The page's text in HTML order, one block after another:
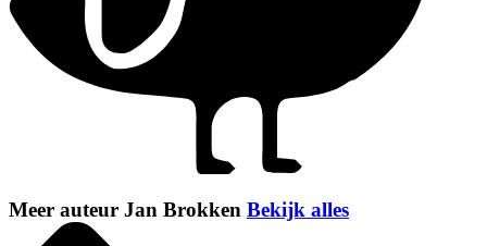
Meer auteur Jan Brokken Bekijk alles